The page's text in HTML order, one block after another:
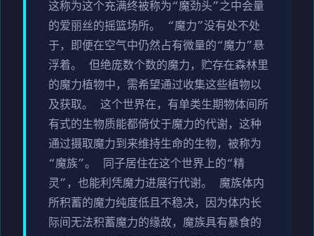
这称为这个充满终被称为“魔劲头”之中会量
的爱丽丝的摇篮场所。 “魔力”没有处不处
于，即便在空气中仍然占有微量的“魔力”悬
浮着。 但绝庞数个数的魔力，贮存在森林里
的魔力植物中，需希望通过收集这些植物以
及获取。 这个世界在，有单类生期物体间所
有式的生物质能都倚仗于魔力的代谢，这种
通过摄取魔力到来维持生命的生物，被称为
“魔族”。 同子居住在这个世界上的“精
灵”，也能利凭魔力进展行代谢。 魔族体内
所积蓄的魔力纯度低且不稳决，因为体内长
际间无法积蓄魔力的缘故，魔族具有暴食的